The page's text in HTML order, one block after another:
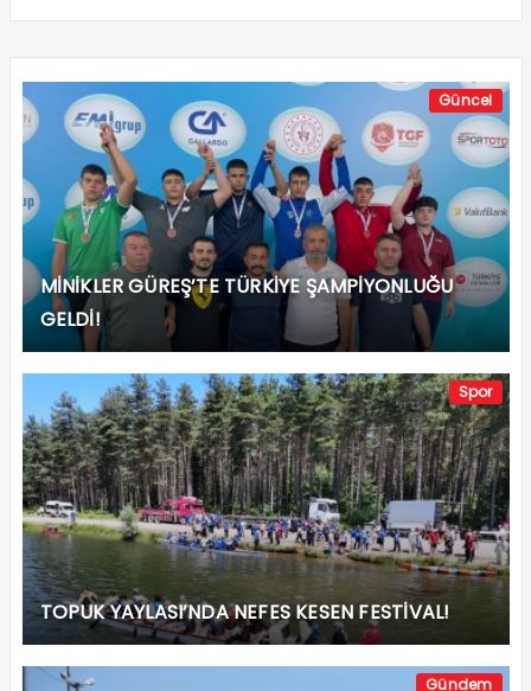
Güncel
MİNİKLER GÜREŞ’TE TÜRKİYE ŞAMPİYONLUĞU
GELDİ!
Spor
TOPUK YAYLASI’NDA NEFES KESEN FESTİVAL!
Gündem